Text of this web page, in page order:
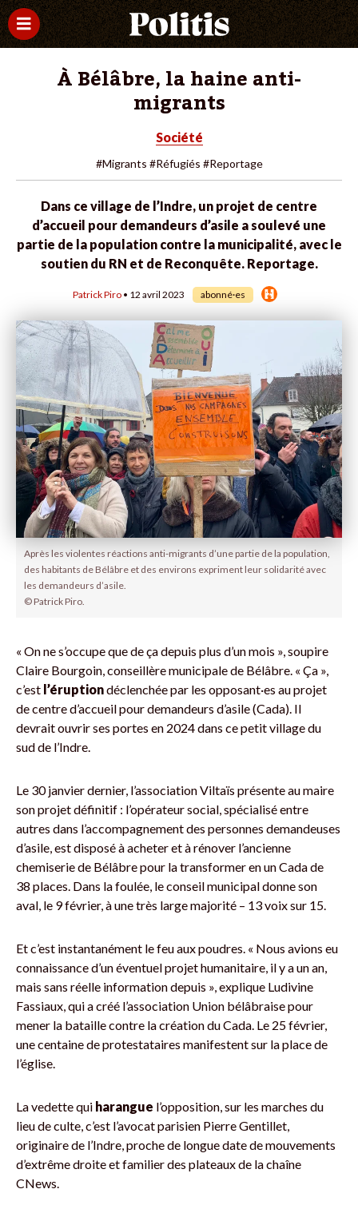
À Bélâbre, la haine anti-
migrants
Société
#Migrants #Réfugiés #Reportage
Dans ce village de l’Indre, un projet de centre
d’accueil pour demandeurs d’asile a soulevé une
partie de la population contre la municipalité, avec le
soutien du RN et de Reconquête. Reportage.
Patrick Piro • 12 avril 2023 abonné·es
Après les violentes réactions anti-migrants d’une partie de la population,
des habitants de Bélâbre et des environs expriment leur solidarité avec
les demandeurs d’asile.
© Patrick Piro.
« On ne s’occupe que de ça depuis plus d’un mois », soupire
Claire Bourgoin, conseillère municipale de Bélâbre. « Ça »,
c’est l’éruptiondéclenchée par les opposant·es au projet
de centre d’accueil pour demandeurs d’asile (Cada). Il
devrait ouvrir ses portes en 2024 dans ce petit village du
sud de l’Indre.
Le 30 janvier dernier, l’association Viltaïs présente au maire
son projet définitif : l’opérateur social, spécialisé entre
autres dans l’accompagnement des personnes demandeuses
d’asile, est disposé à acheter et à rénover l’ancienne
chemiserie de Bélâbre pour la transformer en un Cada de
38 places. Dans la foulée, le conseil municipal donne son
aval, le 9 février, à une très large majorité – 13 voix sur 15.
Et c’est instantanément le feu aux poudres. « Nous avions eu
connaissance d’un éventuel projet humanitaire, il y a un an,
mais sans réelle information depuis », explique Ludivine
Fassiaux, qui a créé l’association Union bélâbraise pour
mener la bataille contre la création du Cada. Le 25 février,
une centaine de protestataires manifestent sur la place de
l’église.
La vedette qui harangue l’opposition, sur les marches du
lieu de culte, c’est l’avocat parisien Pierre Gentillet,
originaire de l’Indre, proche de longue date de mouvements
d’extrême droite et familier des plateaux de la chaîne
CNews.